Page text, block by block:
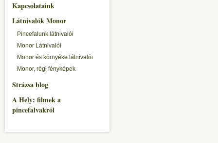
Kapcsolataink
Látnivalók Monor
Pincefalunk látnivalói
Monor Látnivalói
Monor és környéke látnivalói
Monor, régi fényképek
Strázsa blog
A Hely: filmek a
pincefalvakról